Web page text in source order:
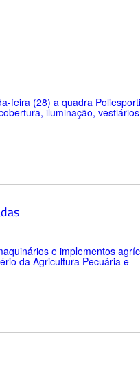
feira (28) a quadra
iluminação,
e implementos
da Agricultura Pecuária e